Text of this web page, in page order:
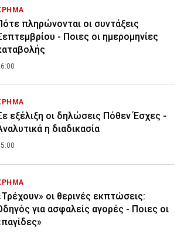
πληρώνονται οι συντάξεις
- Ποιες οι ημερομηνίες
εξέλιξη οι δηλώσεις Πόθεν Έσχες -
η διαδικασία
οι θερινές εκπτώσεις:
για ασφαλείς αγορές - Ποιες οι